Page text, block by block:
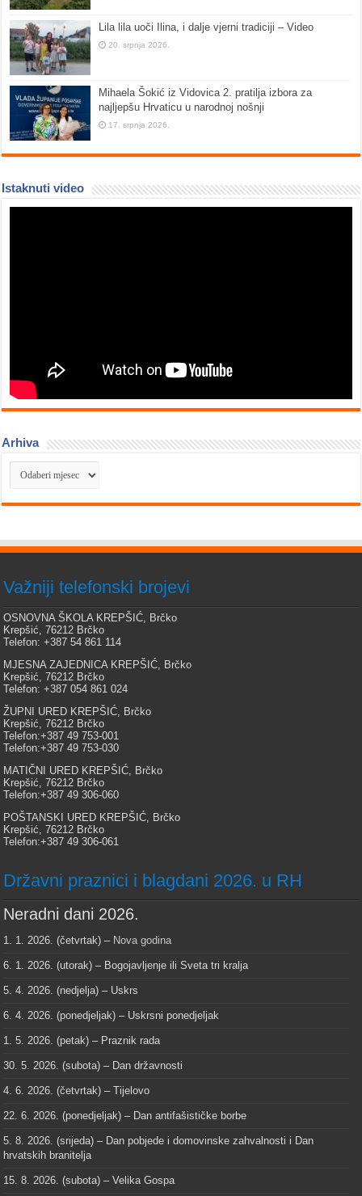
Lila lila uoči Ilina, i dalje vjerni tradiciji – Video
20. srpnja 2026.
Mihaela Šokić iz Vidovica 2. pratilja izbora za
najljepšu Hrvaticu u narodnoj nošnji
17. srpnja 2026.
Istaknuti video
Arhiva
Arhiva
Važniji telefonski brojevi
OSNOVNA ŠKOLA KREPŠIĆ, Brčko
Krepšić, 76212 Brčko
Telefon: +387 54 861 114
MJESNA ZAJEDNICA KREPŠIĆ, Brčko
Krepšić, 76212 Brčko
Telefon: +387 054 861 024
ŽUPNI URED KREPŠIĆ, Brčko
Krepšić, 76212 Brčko
Telefon:+387 49 753-001
Telefon:+387 49 753-030
MATIČNI URED KREPŠIĆ, Brčko
Krepšić, 76212 Brčko
Telefon:+387 49 306-060
POŠTANSKI URED KREPŠIĆ, Brčko
Krepšić, 76212 Brčko
Telefon:+387 49 306-061
Državni praznici i blagdani 2026. u RH
Neradni dani 2026.
1. 1. 2026. (četvrtak) – Nova godina
6. 1. 2026. (utorak) – Bogojavljenje ili Sveta tri kralja
5. 4. 2026. (nedjelja) – Uskrs
6. 4. 2026. (ponedjeljak) – Uskrsni ponedjeljak
1. 5. 2026. (petak) – Praznik rada
30. 5. 2026. (subota) – Dan državnosti
4. 6. 2026. (četvrtak) – Tijelovo
22. 6. 2026. (ponedjeljak) – Dan antifašističke borbe
5. 8. 2026. (srijeda) – Dan pobjede i domovinske zahvalnosti i Dan
hrvatskih branitelja
15. 8. 2026. (subota) – Velika Gospa